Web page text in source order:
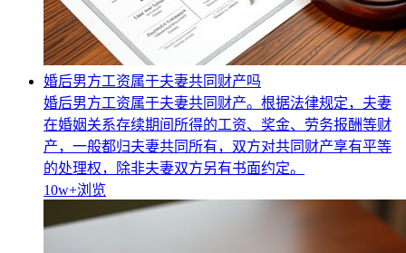
婚后男方工资属于夫妻共同财产吗
婚后男方工资属于夫妻共同财产。根据法律规定，夫妻
在婚姻关系存续期间所得的工资、奖金、劳务报酬等财
产，一般都归夫妻共同所有，双方对共同财产享有平等
的处理权，除非夫妻双方另有书面约定。
10w+浏览